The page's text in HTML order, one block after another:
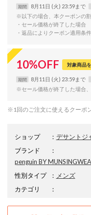
期間 8月11日 (火) 23:59まで
※以下の場合、本クーポンの
・セール価格が終了した場合
・返品によりクーポン適用条
10%OFF 対象商品
期間 8月11日 (火) 23:59まで
※セール価格が終了した場合
※1回のご注文に使えるクーポ
ショップ ： デサントジ
ブランド
：
penguin BY
性別タイプ
： メンズ
カテゴリ
：